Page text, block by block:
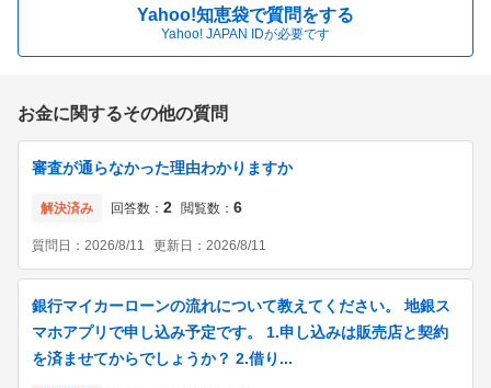
Yahoo!知恵袋で質問をする
Yahoo! JAPAN IDが必要です
お金に関するその他の質問
審査が通らなかった理由わかりますか
解決済み 回答数： 2 閲覧数： 6
質問日： 2026/8/11 更新日： 2026/8/11
銀行マイカーローンの流れについて教えてください。 地銀ス
マホアプリで申し込み予定です。 1.申し込みは販売店と契約
を済ませてからでしょうか？ 2.借り...